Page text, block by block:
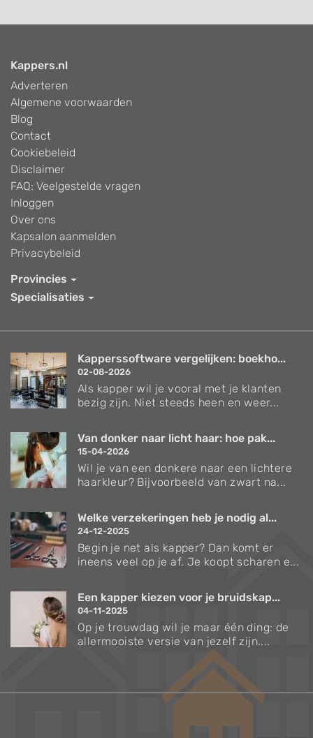
Kappers.nl
Adverteren
Algemene voorwaarden
Blog
Contact
Cookiebeleid
Disclaimer
FAQ: Veelgestelde vragen
Inloggen
Over ons
Kapsalon aanmelden
Privacybeleid
Provincies
Specialisaties
Kapperssoftware vergelijken: boekho...
02-08-2026
Als kapper wil je vooral met je klanten
bezig zijn. Niet steeds heen en weer...
Van donker naar licht haar: hoe pak...
15-04-2026
Wil je van een donkere naar een lichtere
haarkleur? Bijvoorbeeld van zwart na...
Welke verzekeringen heb je nodig al...
24-12-2025
Begin je net als kapper? Dan komt er
ineens veel op je af. Je koopt scharen e...
Een kapper kiezen voor je bruidskap...
04-11-2025
Op je trouwdag wil je maar één ding: de
allermooiste versie van jezelf zijn....